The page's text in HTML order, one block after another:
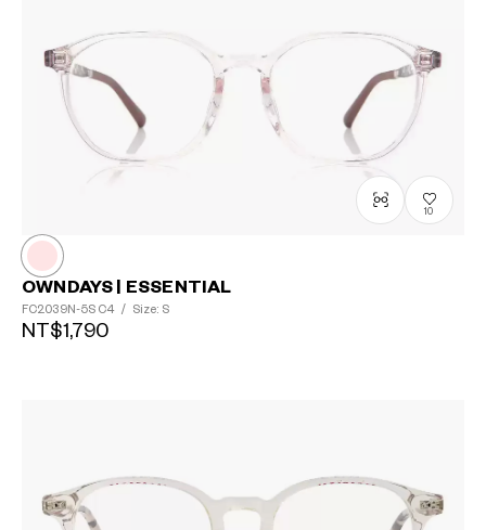
10
OWNDAYS | ESSENTIAL
FC2039N-5S C4 / Size: S
NT$1,790